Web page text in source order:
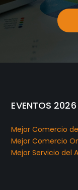
EVENTOS 2026
Mejor Comercio
Mejor Comercio
Mejor Servicio del